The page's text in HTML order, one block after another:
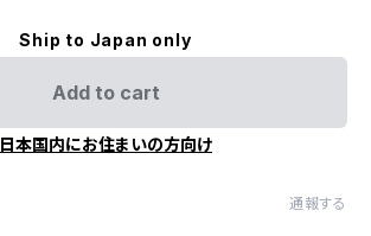
Ship to Japan only
Add to cart
日本国内にお住まいの方向け
通報する